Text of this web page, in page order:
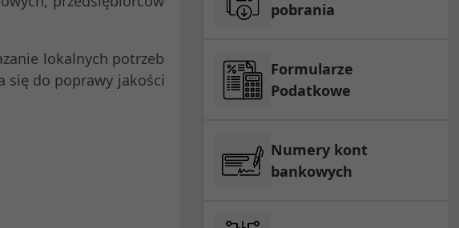
lokalnych potrzeb
się do poprawy jakości
pobrania
Formularze
Podatkowe
Numery kont
bankowych